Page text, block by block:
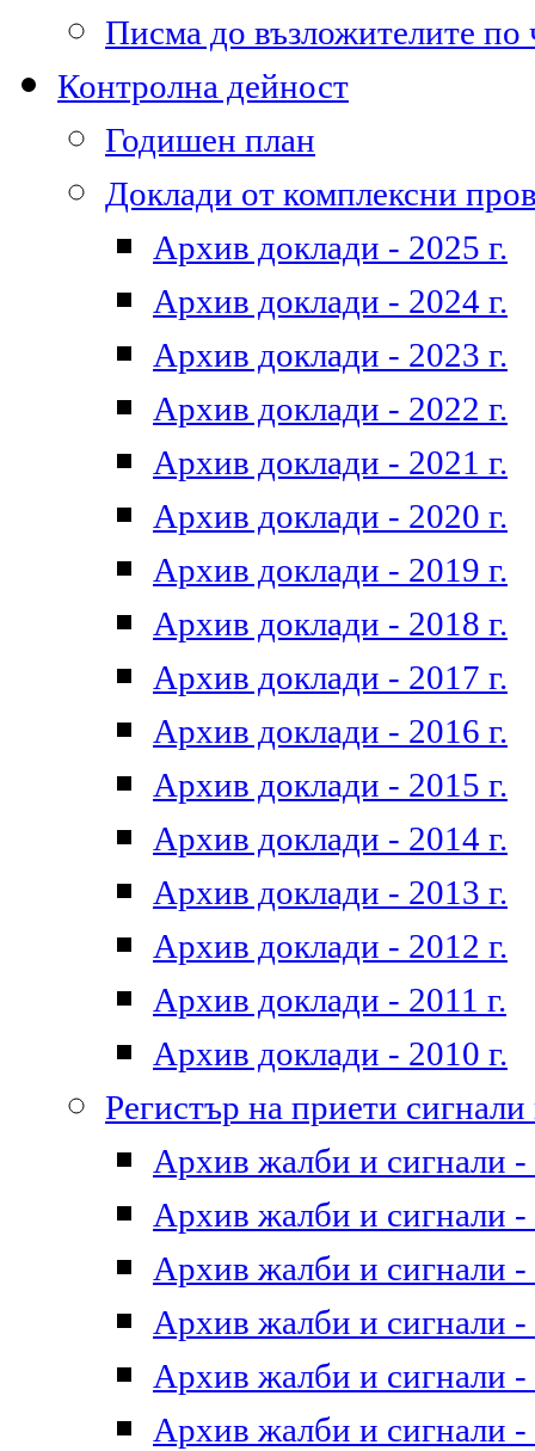
Писма до възложителите по
Контролна дейност
Годишен план
Доклади от комплексни
Архив доклади - 2025 г.
Архив доклади - 2024 г.
Архив доклади - 2023 г.
Архив доклади - 2022 г.
Архив доклади - 2021 г.
Архив доклади - 2020 г.
Архив доклади - 2019 г.
Архив доклади - 2018 г.
Архив доклади - 2017 г.
Архив доклади - 2016 г.
Архив доклади - 2015 г.
Архив доклади - 2014 г.
Архив доклади - 2013 г.
Архив доклади - 2012 г.
Архив доклади - 2011 г.
Архив доклади - 2010 г.
Регистър на приети
Архив жалби и сигнали -
Архив жалби и сигнали -
Архив жалби и сигнали -
Архив жалби и сигнали -
Архив жалби и сигнали -
Архив жалби и сигнали -